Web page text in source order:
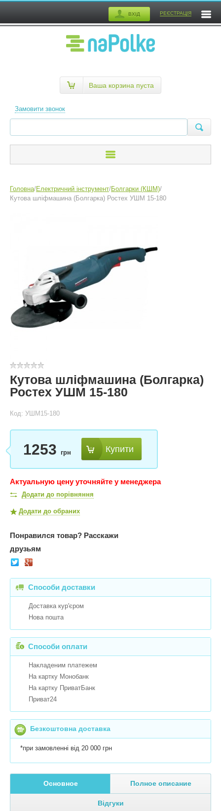
ВХІД РЕЄСТРАЦІЯ
Замовити звонок
Ваша корзина пуста
Головна/Електричний інструмент/Болгарки (КШМ)/
Кутова шліфмашина (Болгарка) Ростех УШМ 15-180
Кутова шліфмашина (Болгарка)
Ростех УШМ 15-180
Код: УШМ15-180
1253 грн Купити
Актуальную цену уточняйте у менеджера
Додати до порівняння
Додати до обраних
Понравился товар? Расскажи
друзьям
Способи доставки
Доставка кур'єром
Нова пошта
Способи оплати
Накладеним платежем
На картку Монобанк
На картку ПриватБанк
Приват24
Безкоштовна доставка
*при замовленні від 20 000 грн
Основное Полное описание
Відгуки